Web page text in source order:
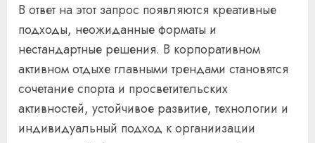
В ответ на этот запрос появляются креативные
подходы, неожиданные форматы и
нестандартные решения. В корпоративном
активном отдыхе главными трендами становятся
сочетание спорта и просветительских
активностей, устойчивое развитие, технологии и
индивидуальный подход к органиизации